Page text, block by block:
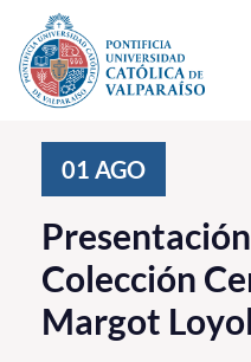
Click acá para ir directamente
Investigación, Creación e
PUCV Internacional
Vinculación con el Medio
01 AGO
Colección
Margot